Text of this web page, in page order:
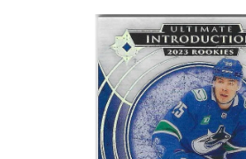
produktu
hvězdiček.